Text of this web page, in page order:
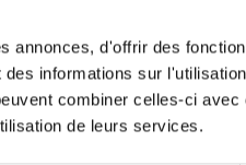
annonces, d'offrir des
informations sur
combiner celles-ci
de leurs services.
revenez plus tard.